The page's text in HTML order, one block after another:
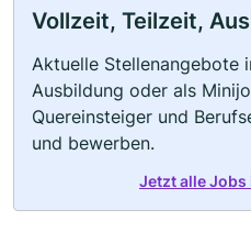
Vollzeit, Teilzeit,
Aktuelle Stellenangebote
Ausbildung oder als
Quereinsteiger und
und bewerben.
Jetzt alle